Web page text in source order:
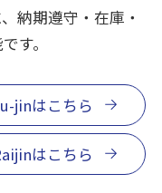
納期遵守・在庫・
す。
jinはこちら
はこちら